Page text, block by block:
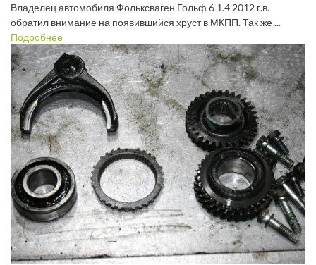
Владелец автомобиля Фольксваген Гольф 6 1.4 2012 г.в.
обратил внимание на появившийся хруст в МКПП. Так же ...
Подробнее